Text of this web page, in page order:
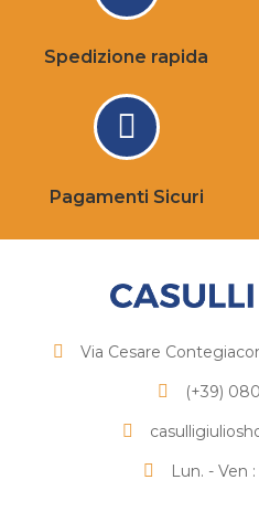
Spedizione rapida
Pagamenti Sicuri
Via Cesare
(+39)
Lun. - Ven